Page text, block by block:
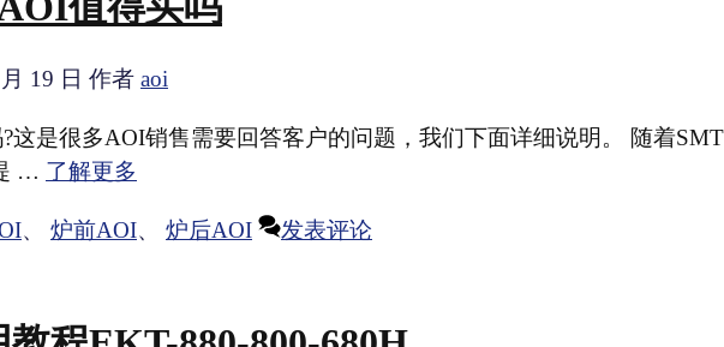
19 日 作者 aoi
这是很多AOI销售需要回答客户的问题，我们下面详细说明。 随着
… 了解更多
、 炉前AOI、 炉后AOI 发表评论